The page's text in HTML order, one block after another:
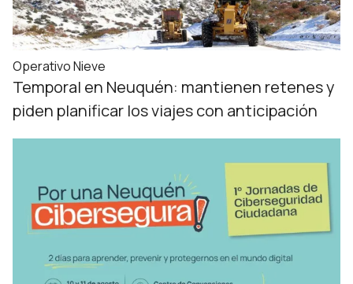
Operativo Nieve
Temporal en Neuquén: mantienen retenes y
piden planificar los viajes con anticipación